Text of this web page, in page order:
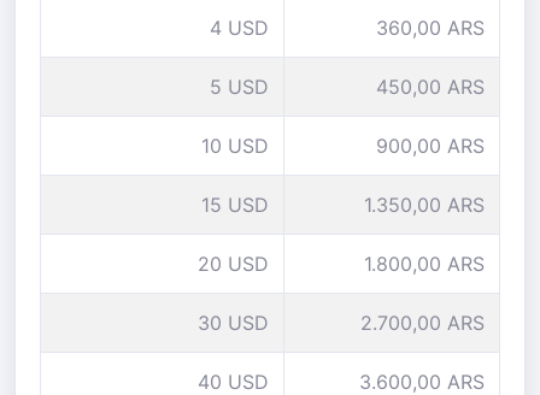
4 USD 360,00 ARS
5 USD 450,00 ARS
10 USD 900,00 ARS
15 USD 1.350,00 ARS
20 USD 1.800,00 ARS
30 USD 2.700,00 ARS
40 USD 3.600,00 ARS